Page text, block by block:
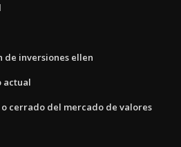
de inversiones ellen
actual
cerrado del mercado de valores